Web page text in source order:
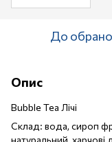
До
Опис
Bubble Tea Лічі
Склад: вода, сироп
натуральний,